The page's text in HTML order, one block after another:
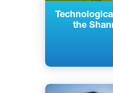
the
Английский